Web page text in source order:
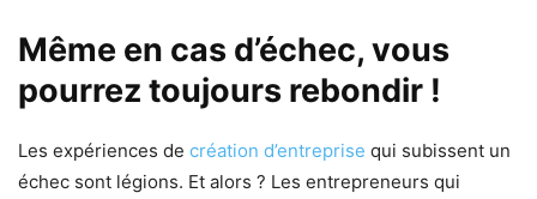
Même en cas d’échec, vous
pourrez toujours rebondir !
Les expériences de création d’entreprise qui subissent un
échec sont légions. Et alors ? Les entrepreneurs qui